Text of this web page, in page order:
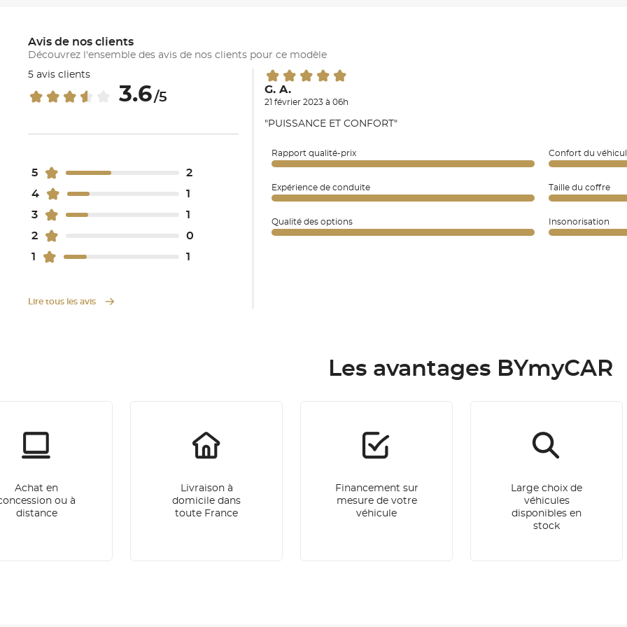
Avis de nos clients
Découvrez l'ensemble des avis de nos clients pour ce modèle
5 avis clients
3.6/5
5
2
4
1
3
1
2
0
1
1
Lire tous les avis
G. A.
21 février 2023 à 06h
"PUISSANCE ET CONFORT"
Rapport qualité-prix Confort du
Expérience de conduite Taille du coffre
Qualité des options Insonorisation
Les avantages BYmyCAR
Achat en
ou à
distance
Livraison à
domicile dans
toute France
Financement sur
mesure de votre
véhicule
Large choix de
véhicules
disponibles en
stock